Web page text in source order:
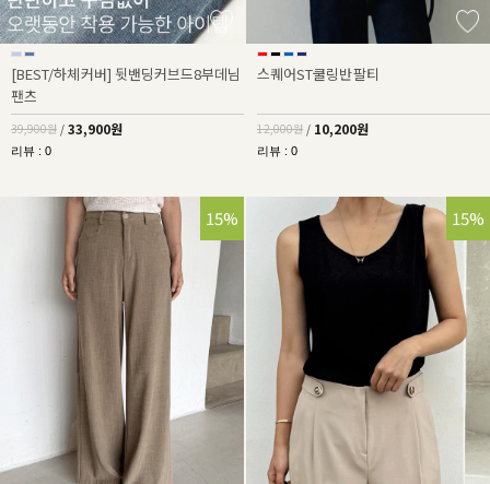
[BEST/하체커버] 뒷밴딩커브드8부데님
팬츠
39,900원 / 33,900원
리뷰 : 0
스퀘어ST쿨링반팔티
12,000원 / 10,200원
리뷰 : 0
15% 15%